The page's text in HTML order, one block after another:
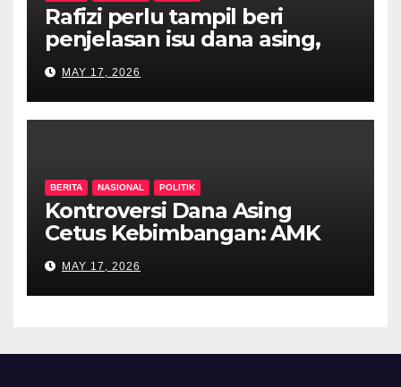
Rafizi perlu tampil beri
penjelasan isu dana asing,
khianat negara
MAY 17, 2026
BERITA NASIONAL POLITIK
Kontroversi Dana Asing
Cetus Kebimbangan: AMK
Desak Siasatan Menyeluruh
MAY 17, 2026